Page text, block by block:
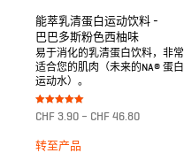
能萃乳清蛋白运动饮料 -
巴巴多斯粉色西柚味
易于消化的乳清蛋白饮料，非常
适合您的肌肉（未来的NA® 蛋白
运动水）。
Bewertet mit
5.00
CHF 3.90 – CHF 46.80
转至产品